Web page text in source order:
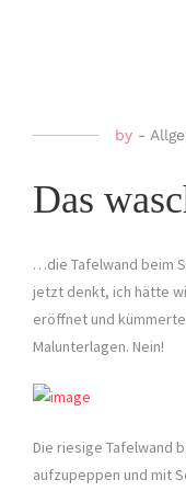
by -
Das
…die Tafelwand beim
jetzt denkt, ich hätte
eröffnet und kümmerte
Malunterlagen. Nein!
Die riesige Tafelwand
aufzupeppen und mit